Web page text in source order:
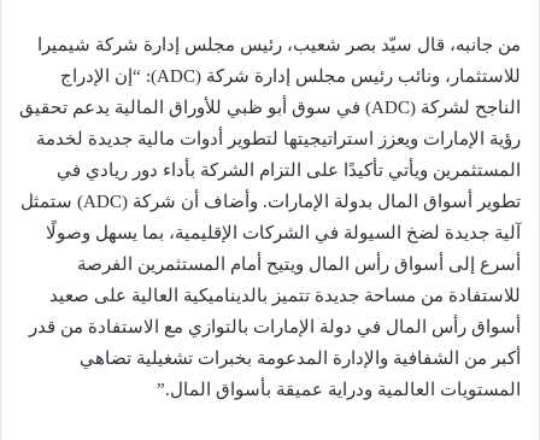
من جانبه، قال سيّد بصر شعيب، رئيس مجلس إدارة شركة شيميرا
للاستثمار، ونائب رئيس مجلس إدارة شركة (ADC): “إن الإدراج
الناجح لشركة (ADC) في سوق أبو ظبي للأوراق المالية يدعم تحقيق
رؤية الإمارات ويعزز استراتيجيتها لتطوير أدوات مالية جديدة لخدمة
المستثمرين ويأتي تأكيدًا على التزام الشركة بأداء دور ريادي في
تطوير أسواق المال بدولة الإمارات. وأضاف أن شركة (ADC) ستمثل
آلية جديدة لضخ السيولة في الشركات الإقليمية، بما يسهل وصولًا
أسرع إلى أسواق رأس المال ويتيح أمام المستثمرين الفرصة
للاستفادة من مساحة جديدة تتميز بالديناميكية العالية على صعيد
أسواق رأس المال في دولة الإمارات بالتوازي مع الاستفادة من قدر
أكبر من الشفافية والإدارة المدعومة بخبرات تشغيلية تضاهي
المستويات العالمية ودراية عميقة بأسواق المال.”